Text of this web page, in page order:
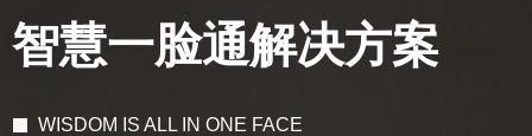
智慧一脸通解决方案
WISDOM IS ALL IN ONE FACE